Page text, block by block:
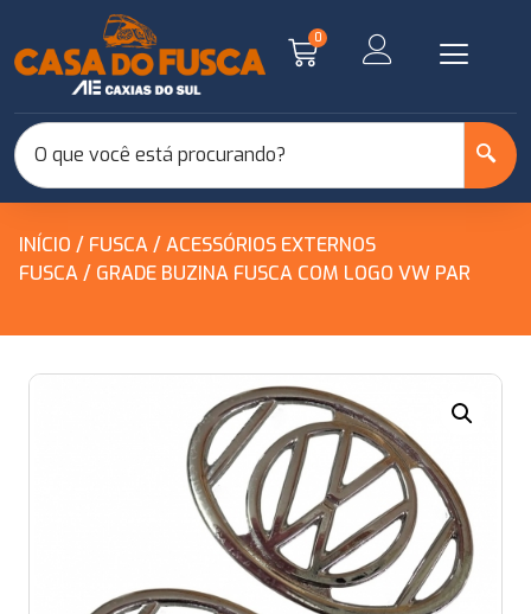
0
INÍCIO / FUSCA/ACESSÓRIOS EXTERNOS
FUSCA/ GRADE BUZINA FUSCA COM LOGO VW PAR